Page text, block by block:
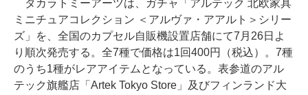
タカラトミーアーツは、ガチャ「アルテック 北欧家具
ミニチュアコレクション ＜アルヴァ・アアルト＞シリー
ズ」を、全国のカプセル自販機設置店舗にて7月26日よ
り順次発売する。全7種で価格は1回400円（税込）。7種
のうち1種がレアアイテムとなっている。表参道のアル
テック旗艦店「Artek Tokyo Store」及びフィンランド大